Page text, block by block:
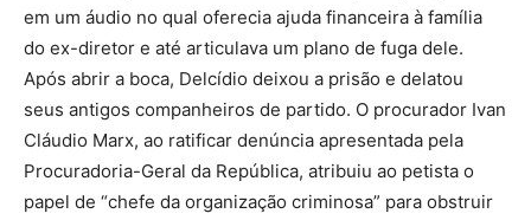
em um áudio no qual oferecia ajuda financeira à família
do ex-diretor e até articulava um plano de fuga dele.
Após abrir a boca, Delcídio deixou a prisão e delatou
seus antigos companheiros de partido. O procurador Ivan
Cláudio Marx, ao ratificar denúncia apresentada pela
Procuradoria-Geral da República, atribuiu ao petista o
papel de “chefe da organização criminosa” para obstruir